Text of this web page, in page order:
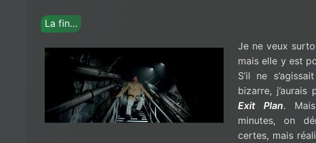
La fin…
Je ne veux
mais elle y est
S’il ne
bizarre,
Exit Plan.
minutes, on
certes, mais